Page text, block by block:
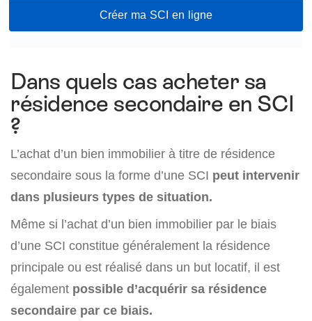
Créer ma SCI en ligne
Dans quels cas acheter sa
résidence secondaire en SCI
?
L’achat d’un bien immobilier à titre de résidence
secondaire sous la forme d’une SCI peut intervenir
dans plusieurs types de situation.
Même si l’achat d’un bien immobilier par le biais
d’une SCI constitue généralement la résidence
principale ou est réalisé dans un but locatif, il est
également possible d’acquérir sa résidence
secondaire par ce biais.